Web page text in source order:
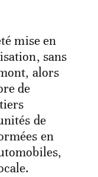
mise en
sans
alors
de
de
en